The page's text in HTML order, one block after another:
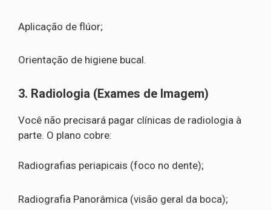
Aplicação de flúor;
Orientação de higiene bucal.
3. Radiologia (Exames de Imagem)
Você não precisará pagar clínicas de radiologia à
parte. O plano cobre:
Radiografias periapicais (foco no dente);
Radiografia Panorâmica (visão geral da boca);